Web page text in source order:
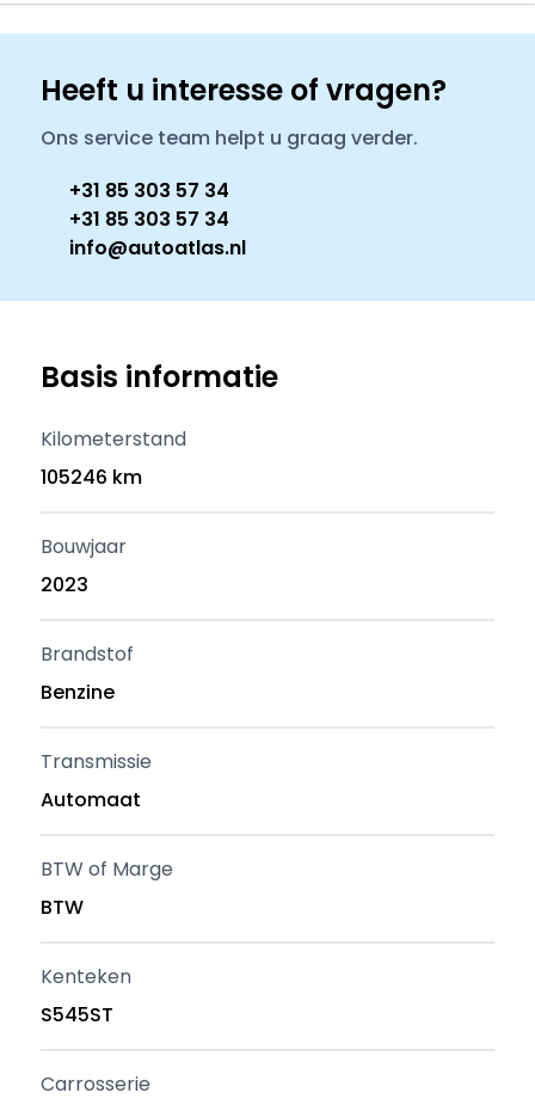
Heeft u interesse of vragen?
Ons service team helpt u graag verder.
+31 85 303 57 34
+31 85 303 57 34
info@autoatlas.nl
Basis informatie
Kilometerstand
105246 km
Bouwjaar
2023
Brandstof
Benzine
Transmissie
Automaat
BTW of Marge
BTW
Kenteken
S545ST
Carrosserie